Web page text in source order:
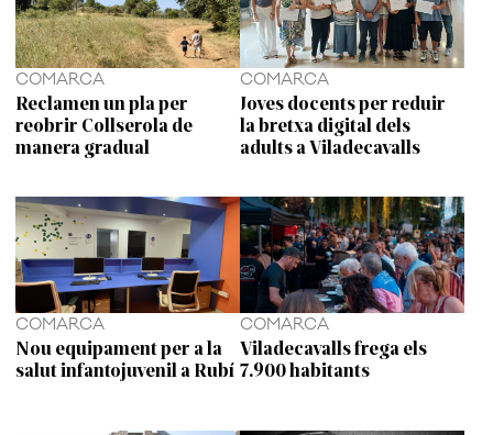
COMARCA
Reclamen un pla per
reobrir Collserola de
manera gradual
COMARCA
Joves docents per reduir
la bretxa digital dels
adults a Viladecavalls
COMARCA
Nou equipament per a la
salut infantojuvenil a Rubí
COMARCA
Viladecavalls frega els
7.900 habitants